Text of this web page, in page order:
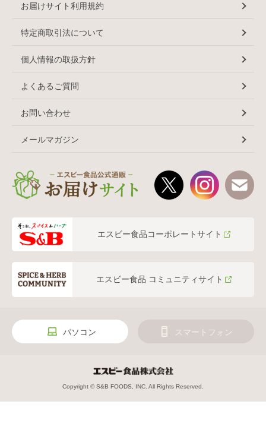
お届けサイト利用規約
特定商取引法について
個人情報の取扱方針
よくあるご質問
お問い合わせ
メールマガジン
エスビー食品コーポレートサイト
エスビー食品 コミュニティサイト
パソコン スマートフォン
Copyright © S&B FOODS, INC. All Rights Reserved.